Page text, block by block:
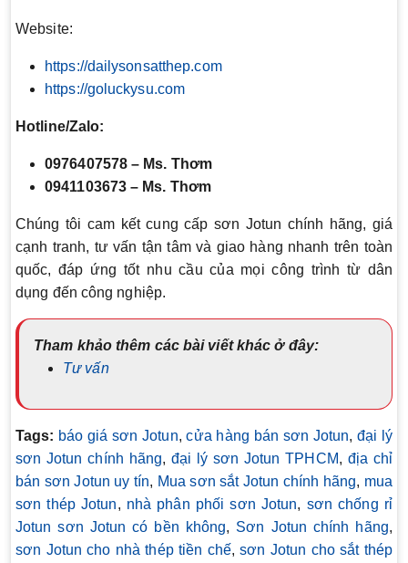
Website:
https://dailysonsatthep.com
https://goluckysu.com
Hotline/Zalo:
0976407578 – Ms. Thơm
0941103673 – Ms. Thơm
Chúng tôi cam kết cung cấp sơn Jotun chính hãng, giá
cạnh tranh, tư vấn tận tâm và giao hàng nhanh trên toàn
quốc, đáp ứng tốt nhu cầu của mọi công trình từ dân
dụng đến công nghiệp.
Tham khảo thêm các bài viết khác ở đây:
Tư vấn
Tags: báo giá sơn Jotun,cửa hàng bán sơn Jotun, đại lý
sơn Jotun chính hãng, đại lý sơn Jotun TPHCM, địa chỉ
bán sơn Jotun uy tín, Mua sơn sắt Jotun chính hãng, mua
sơn thép Jotun, nhà phân phối sơn Jotun, sơn chống rỉ
Jotun sơn Jotun có bền không, Sơn Jotun chính hãng,
sơn Jotun cho nhà thép tiền chế,sơn Jotun cho sắt thép